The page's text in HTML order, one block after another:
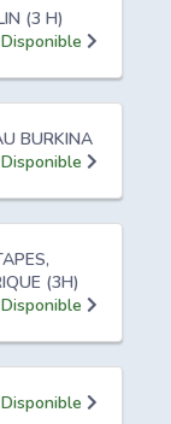
(3 H)
Disponible
BURKINA
Disponible
(3H)
Disponible
Disponible